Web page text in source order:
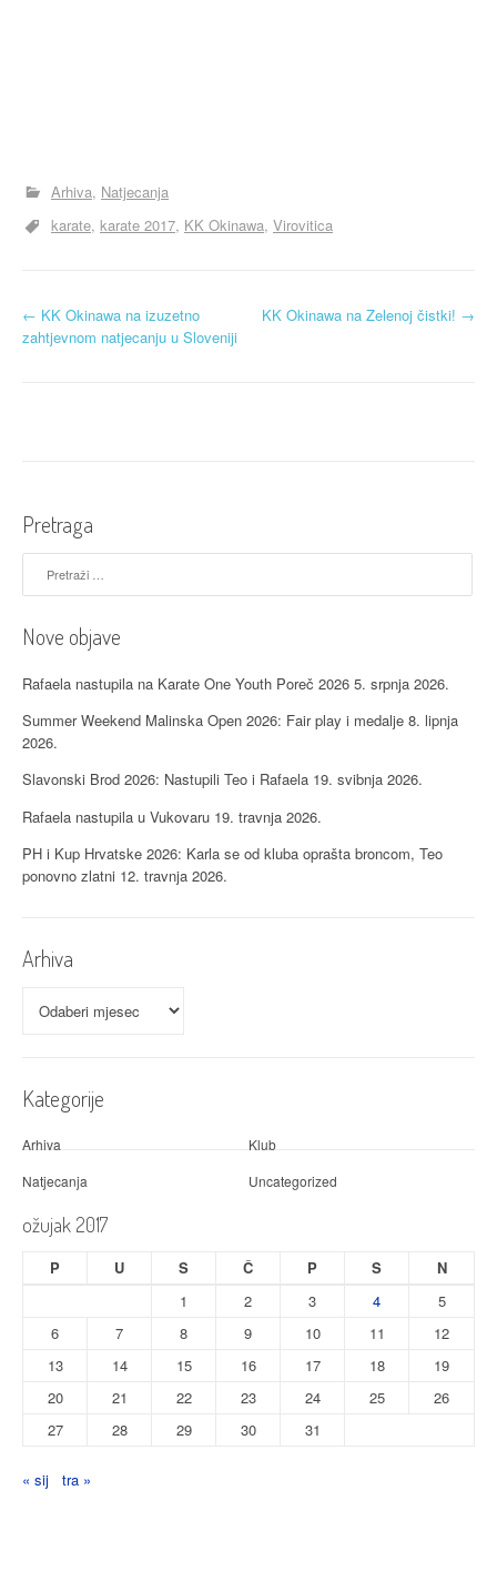
Arhiva Natjecanja
karate karate 2017 KK Okinawa Virovitica
N
a
c
i
j
a
o
b
j
a
v
← KK Okinawa na izuzetno
zahtjevnom natjecanju u Sloveniji
KK Okinawa na Zelenoj čistki! →
Pretraga
Nove objave
Rafaela nastupila na Karate One Youth Poreč 2026 5. srpnja 2026.
Summer Weekend Malinska Open 2026: Fair play i medalje 8. lipnja
2026.
Slavonski Brod 2026: Nastupili Teo i Rafaela 19. svibnja 2026.
Rafaela nastupila u Vukovaru 19. travnja 2026.
PH i Kup Hrvatske 2026: Karla se od kluba oprašta broncom, Teo
ponovno zlatni 12. travnja 2026.
Arhiva
Kategorije
Arhiva
Klub
Natjecanja
Uncategorized
ožujak 2017
P U S Č P S
N
1
2 3 4
5
6
7 8 9 10 11
12
13
14 15 16 17 18
19
20
21 22 23 24 25
26
27
28 29 30 31
« sij tra »